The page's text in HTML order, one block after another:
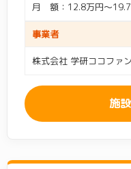
月 額：12.8万円～
事業者
株式会社 学研ココファン
施